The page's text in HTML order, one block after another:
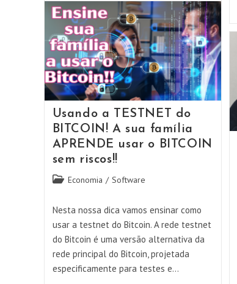
Lightning
Network
–
CLN
Usando a TESTNET do
BITCOIN! A sua família
APRENDE usar o BITCOIN
sem riscos!!
Categoria
post:
Economia / Software
Nesta nossa dica vamos ensinar como
usar a testnet do Bitcoin. A rede testnet
do Bitcoin é uma versão alternativa da
rede principal do Bitcoin, projetada
especificamente para testes e…